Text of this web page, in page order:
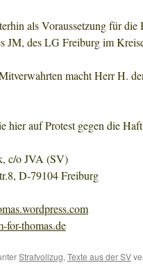
als Voraussetzung für
JM, des LG Freiburg im
macht Herr H.
hier auf Protest gegen die
c/o JVA (SV)
D-79104 Freiburg
for-thomas.de
Strafvollzug, Texte aus der SV